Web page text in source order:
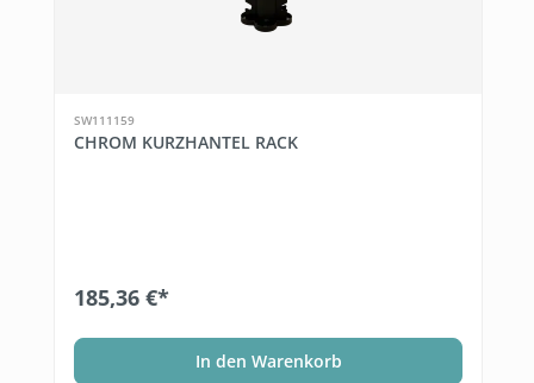
SW111159
CHROM KURZHANTEL RACK
185,36 €*
In den Warenkorb